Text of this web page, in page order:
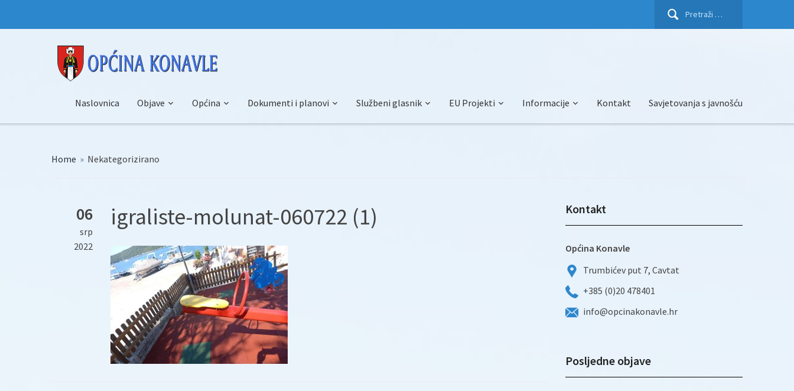
Pretraži:
Naslovnica Objave Općina Dokumenti i planovi Službeni glasnik EU Projekti Informacije Kontakt Savjetovanja s javnošću
Home » Nekategorizirano
06
srp
2022
igraliste-molunat-060722 (1) Kontakt
Općina Konavle
Trumbićev put 7, Cavtat
+385 (0)20 478401
info@opcinakonavle.hr
Posljedne objave